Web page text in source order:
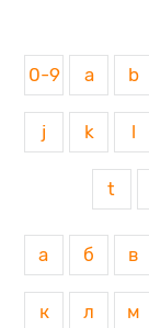
0-9 a b
j k
t
а б в
к л м